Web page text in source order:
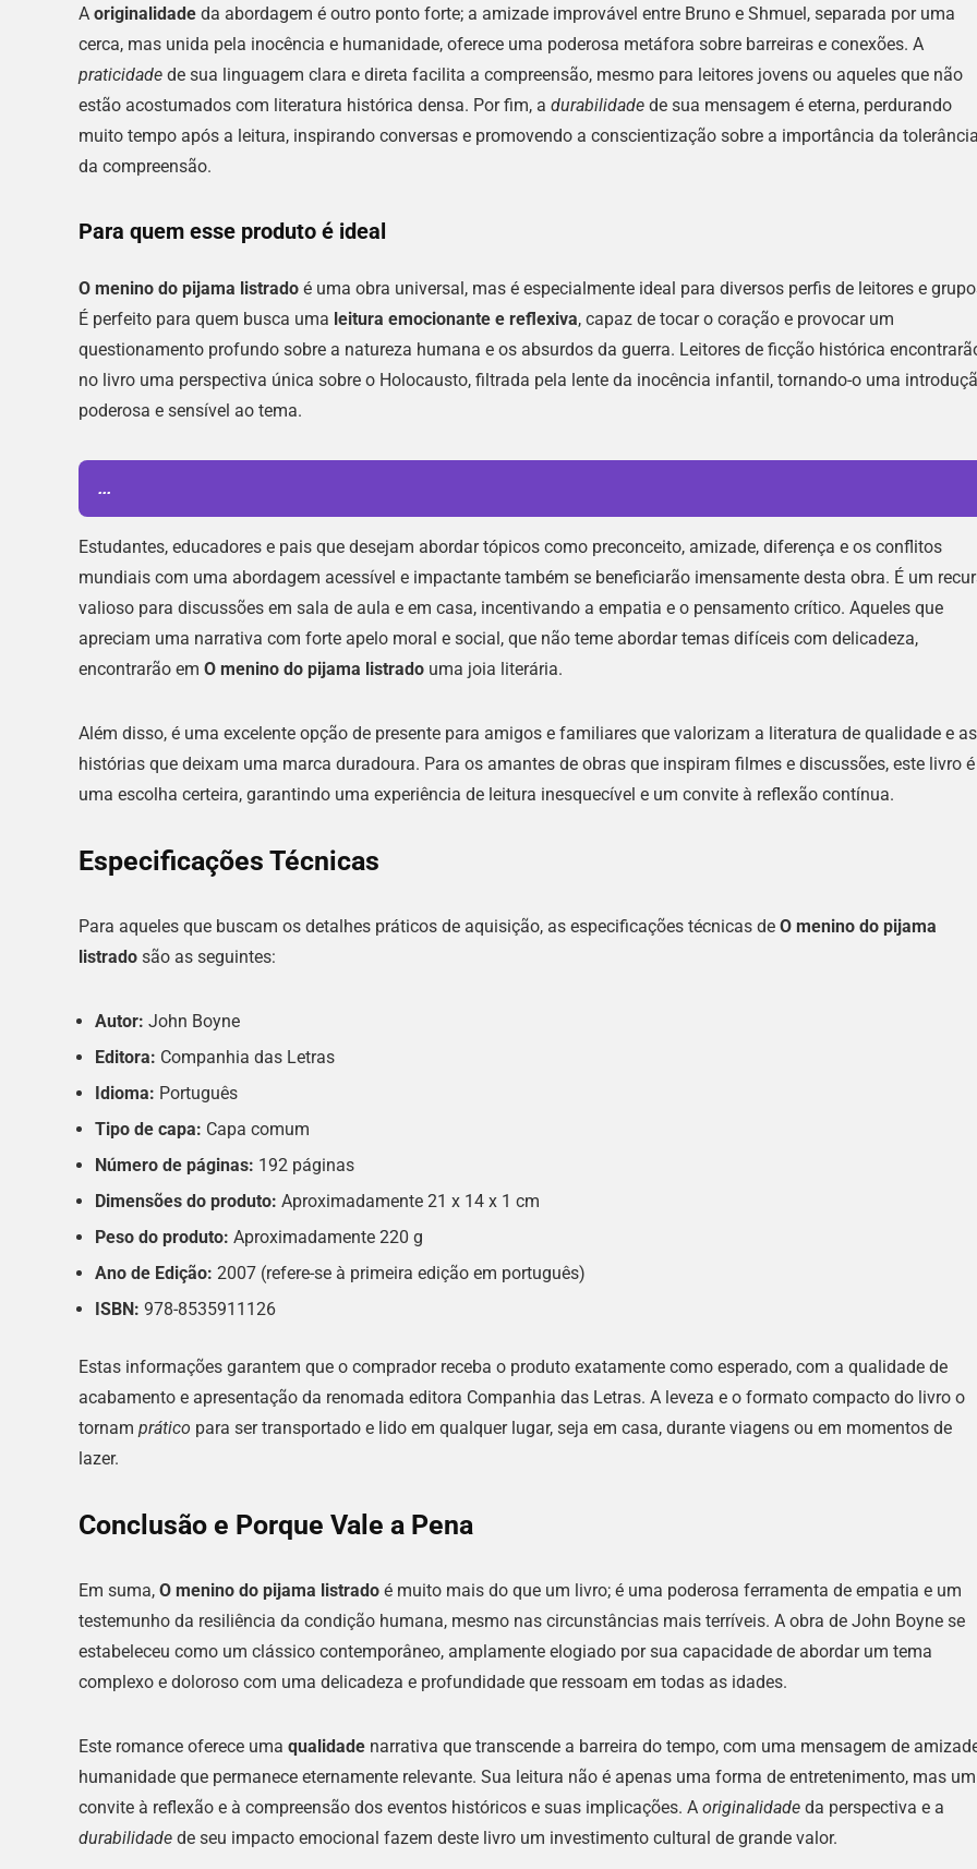
A originalidade da abordagem é outro ponto forte; a amizade improvável entre Bruno e Shmuel, separada por uma
cerca, mas unida pela inocência e humanidade, oferece uma poderosa metáfora sobre barreiras e conexões. A
praticidade de sua linguagem clara e direta facilita a compreensão, mesmo para leitores jovens ou aqueles que não
estão acostumados com literatura histórica densa. Por fim, a durabilidade de sua mensagem é eterna, perdurando
muito tempo após a leitura, inspirando conversas e promovendo a conscientização sobre a importância da
da compreensão.
Para quem esse produto é ideal
O menino do pijama listrado é uma obra universal, mas é especialmente ideal para diversos perfis de leitores e
É perfeito para quem busca uma leitura emocionante e reflexiva, capaz de tocar o coração e provocar um
questionamento profundo sobre a natureza humana e os absurdos da guerra. Leitores de ficção histórica
no livro uma perspectiva única sobre o Holocausto, filtrada pela lente da inocência infantil, tornando-o uma
poderosa e sensível ao tema.
...
Estudantes, educadores e pais que desejam abordar tópicos como preconceito, amizade, diferença e os conflitos
mundiais com uma abordagem acessível e impactante também se beneficiarão imensamente desta obra. É um
valioso para discussões em sala de aula e em casa, incentivando a empatia e o pensamento crítico. Aqueles que
apreciam uma narrativa com forte apelo moral e social, que não teme abordar temas difíceis com delicadeza,
encontrarão em O menino do pijama listrado uma joia literária.
Além disso, é uma excelente opção de presente para amigos e familiares que valorizam a literatura de qualidade e as
histórias que deixam uma marca duradoura. Para os amantes de obras que inspiram filmes e discussões, este livro é
uma escolha certeira, garantindo uma experiência de leitura inesquecível e um convite à reflexão contínua.
Especificações Técnicas
Para aqueles que buscam os detalhes práticos de aquisição, as especificações técnicas de O menino do pijama
listrado são as seguintes:
Autor: John Boyne
Editora: Companhia das Letras
Idioma: Português
Tipo de capa: Capa comum
Número de páginas: 192 páginas
Dimensões do produto: Aproximadamente 21 x 14 x 1 cm
Peso do produto: Aproximadamente 220 g
Ano de Edição: 2007 (refere-se à primeira edição em português)
ISBN: 978-8535911126
Estas informações garantem que o comprador receba o produto exatamente como esperado, com a qualidade de
acabamento e apresentação da renomada editora Companhia das Letras. A leveza e o formato compacto do livro o
tornam prático para ser transportado e lido em qualquer lugar, seja em casa, durante viagens ou em momentos de
lazer.
Conclusão e Porque Vale a Pena
Em suma, O menino do pijama listrado é muito mais do que um livro; é uma poderosa ferramenta de empatia e um
testemunho da resiliência da condição humana, mesmo nas circunstâncias mais terríveis. A obra de John Boyne se
estabeleceu como um clássico contemporâneo, amplamente elogiado por sua capacidade de abordar um tema
complexo e doloroso com uma delicadeza e profundidade que ressoam em todas as idades.
Este romance oferece uma qualidade narrativa que transcende a barreira do tempo, com uma mensagem de
humanidade que permanece eternamente relevante. Sua leitura não é apenas uma forma de entretenimento, mas um
convite à reflexão e à compreensão dos eventos históricos e suas implicações. A originalidade da perspectiva e a
durabilidade de seu impacto emocional fazem deste livro um investimento cultural de grande valor.